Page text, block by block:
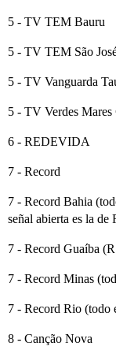
5 - TV TEM Bauru
5 - TV TEM São
5 - TV Vanguarda
5 - TV Verdes Mares
6 - REDEVIDA
7 - Record
7 - Record Bahia
señal abierta es la de
7 - Record Guaíba
7 - Record Minas
7 - Record Rio (todo
8 - Canção Nova